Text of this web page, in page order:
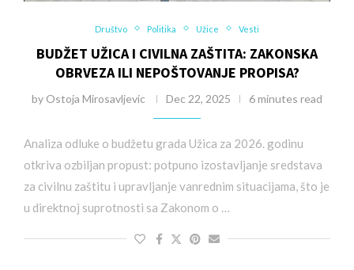
Društvo Politika Užice Vesti
BUDŽET UŽICA I CIVILNA ZAŠTITA: ZAKONSKA
OBRVEZA ILI NEPOŠTOVANJE PROPISA?
by Ostoja Mirosavljevic Dec 22, 2025 6 minutes read
Analiza odluke o budžetu grada Užica za 2026. godinu
otkriva ozbiljan propust: potpuno izostavljanje sredstava
za civilnu zaštitu i upravljanje vanrednim situacijama, što je
u direktnoj suprotnosti sa Zakonom o …